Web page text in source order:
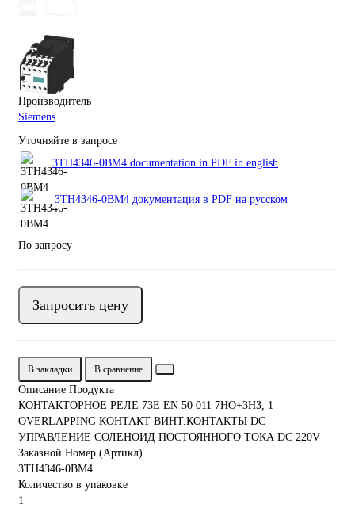
Производитель
Siemens
Уточняйте в запросе
3TH4346-0BM4 documentation in PDF in english
3TH4346-0BM4 документация в PDF на русском
По запросу
Запросить цену
В закладки В сравнение
Описание Продукта
КОНТАКТОРНОЕ РЕЛЕ 73E EN 50 011 7НО+3НЗ, 1
OVERLAPPING КОНТАКТ ВИНТ.КОНТАКТЫ DC
УПРАВЛЕНИЕ СОЛЕНОИД ПОСТОЯННОГО ТОКА DC 220V
Заказной Номер (Артикл)
3TH4346-0BM4
Количество в упаковке
1